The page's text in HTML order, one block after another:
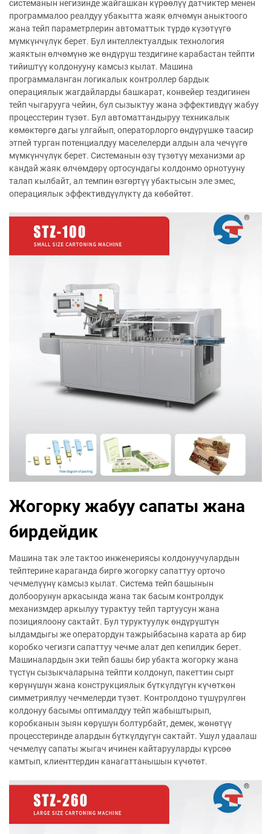
системанын негизинде жайгашкан күрөөлүү датчиктер менен
программалоо реалдуу убакытта жаяк өлчөмүн аныктоого
жана тейп параметрлерин автоматтык түрдө күзөтүүгө
мүмкүнчүлүк берет. Бул интеллектуалдык технология
жаяктын өлчөмүнө же өндүрүш тездигине карабастан тейпти
тийиштүү колдонууну камсыз кылат. Машина
программаланган логикалык контроллер бардык
операциялык жагдайларды башкарат, конвейер тездигинен
тейп чыгарууга чейин, бул сызыктуу жана эффективдүү жабуу
процесстерин түзөт. Бул автоматтандыруу техникалык
көмөктөргө дагы улгайып, операторлорго өндүрүшкө таасир
этпей турган потенциалдуу маселелерди алдын ала чечүүгө
мүмкүнчүлүк берет. Системанын өзү түзөтүү механизми ар
кандай жаяк өлчөмдөрү ортосундагы колдонмо орнотууну
талап кылбайт, ал темпин өзгөртүү убактысын эле эмес,
операциялык эффективдүүлүктү да көбөйтөт.
Жогорку жабуу сапаты жана
бирдейдик
Машина так эле тактоо инженериясы колдонуучулардын
тейптерине караганда биргө жогорку сапаттуу орточо
чечмелүүнү камсыз кылат. Система тейп башынын
долбоорунун аркасында жана так басым контролдук
механизмдер аркылуу турактуу тейп тартуусун жана
позициялоону сактайт. Бул туруктуулук өндүрүштүн
ылдамдыгы же оператордун тажрыйбасына карата ар бир
коробко чегизги сапаттуу чечме алат деп кепилдик берет.
Машиналардын эки тейп башы бир убакта жогорку жана
түстүн сызыкчаларына тейпти колдонуп, пакеттин сырт
көрүнүшүн жана конструкциялык бүткүлдүгүн күчөткөн
симметриялуу чечмелерди түзөт. Контролдоно түшүрүлгөн
колдонуу басымы оптималдуу тейп жабыштырып,
коробканын зыян көрүшүн болтурбайт, демек, жөнөтүү
процесстеринде алардын бүткүлдүгүн сактайт. Ушул удаалаш
чечмелүү сапаты жыгач ичинен кайтарууларды күрсөө
камтып, клиенттердин канагаттанышын күчөтөт.